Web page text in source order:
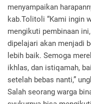
menyampaikan
kab.Tolitoli “Kami ingin
mengikuti pembinaan
dipelajari akan menjadi
lebih baik. Semoga
ikhlas, dan istiqamah,
setelah bebas nanti,”
Salah seorang warga